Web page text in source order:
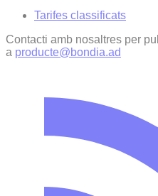
Tarifes classificats
Contacti amb nosaltres per
a producte@bondia.ad